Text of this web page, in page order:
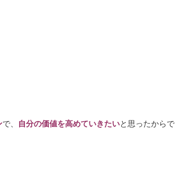
で、 自分の価値を高めていきたいと思ったからで